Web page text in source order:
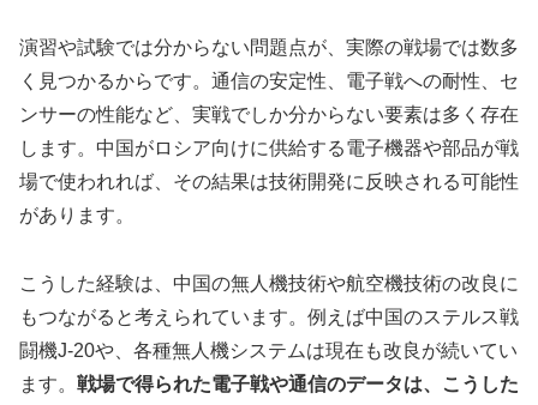
演習や試験では分からない問題点が、実際の戦場では数多
く見つかるからです。通信の安定性、電子戦への耐性、セ
ンサーの性能など、実戦でしか分からない要素は多く存在
します。中国がロシア向けに供給する電子機器や部品が戦
場で使われれば、その結果は技術開発に反映される可能性
があります。
こうした経験は、中国の無人機技術や航空機技術の改良に
もつながると考えられています。例えば中国のステルス戦
闘機J‑20や、各種無人機システムは現在も改良が続いてい
ます。 戦場で得られた電子戦や通信のデータは、こうした